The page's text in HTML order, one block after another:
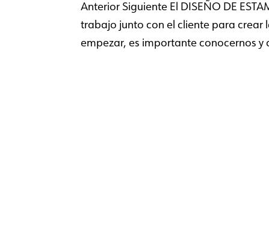
Anterior Siguiente El DISEÑO DE
trabajo junto con el cliente para crear
empezar, es importante conocernos y